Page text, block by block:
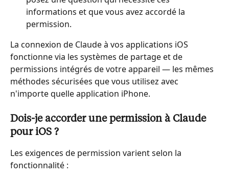
informations et que vous avez accordé la
permission.
La connexion de Claude à vos applications iOS
fonctionne via les systèmes de partage et de
permissions intégrés de votre appareil — les mêmes
méthodes sécurisées que vous utilisez avec
n'importe quelle application iPhone.
Dois-je accorder une permission à Claude
pour iOS ?
Les exigences de permission varient selon la
fonctionnalité :